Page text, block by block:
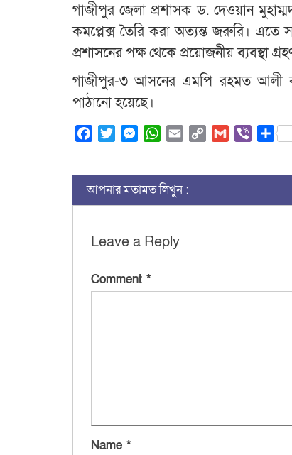
গাজীপুর জেলা প্রশাসক ড. দেওয়ান
কমপ্লেক্স তৈরি করা অত্যন্ত জরুরি। এতে
প্রশাসনের পক্ষ থেকে প্রয়োজনীয় ব্যবস্থা
গাজীপুর-৩ আসনের এমপি রহমত আলী
পাঠানো হয়েছে।
FacebookTwitterMessenger
WhatsApp
Email Copy
Gmail Viber
আপনার মতামত লিখুন :
Leave a Reply
Comment *
Name *